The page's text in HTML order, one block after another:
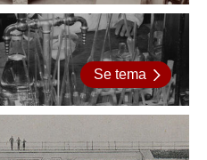
Se tema